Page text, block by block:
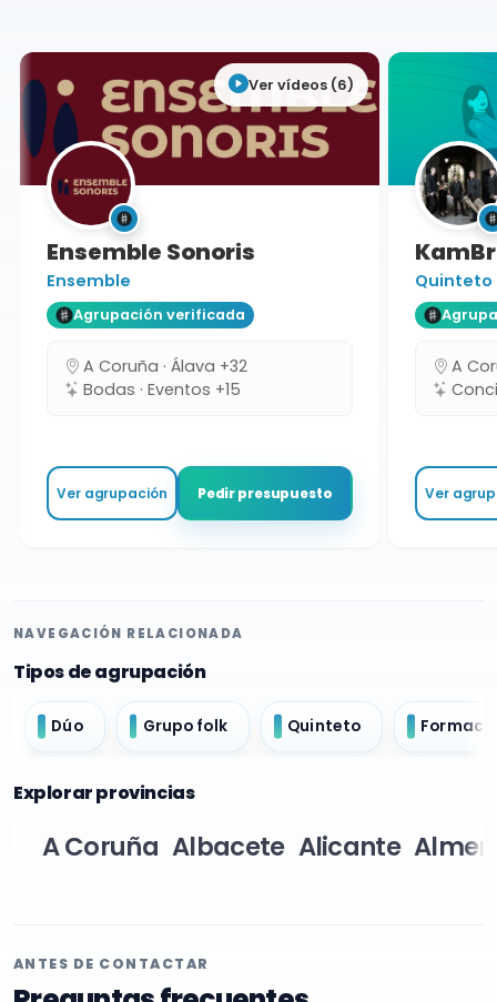
Ver vídeos (6)
Ensemble Sonoris
Ensemble
Agrupación verificada
A Coruña · Álava +32
Bodas · Eventos +15
Ver agrupación Pedir presupuesto
Quinteto
A
Ver
NAVEGACIÓN RELACIONADA
Tipos de agrupación
Dúo Grupo folk Quinteto
Explorar provincias
A Coruña Albacete Alicante
ANTES DE CONTACTAR